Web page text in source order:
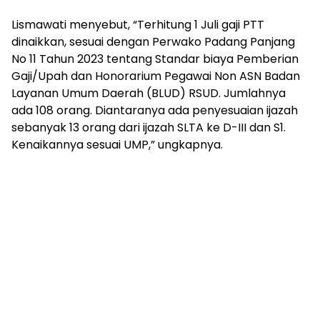
Lismawati menyebut, “Terhitung 1 Juli gaji PTT
dinaikkan, sesuai dengan Perwako Padang Panjang
No 11 Tahun 2023 tentang Standar biaya Pemberian
Gaji/Upah dan Honorarium Pegawai Non ASN Badan
Layanan Umum Daerah (BLUD) RSUD. Jumlahnya
ada 108 orang. Diantaranya ada penyesuaian ijazah
sebanyak 13 orang dari ijazah SLTA ke D-III dan S1.
Kenaikannya sesuai UMP,” ungkapnya.